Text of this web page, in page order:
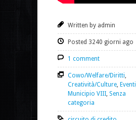
Written by admin
Posted 3240 giorni ago
1 comment
Cowo/Welfare/Diritti,
Creatività/Culture, Eventi
Municipio VIII, Senza
categoria